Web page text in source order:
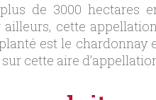
de 3000
ailleurs, cette
est le
sur cette aire